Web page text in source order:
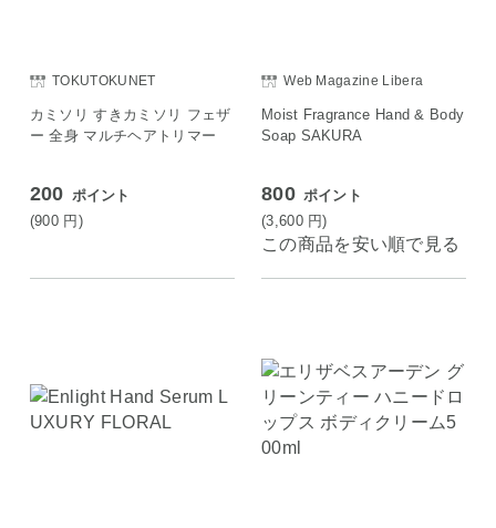
TOKUTOKUNET
カミソリ すきカミソリ フェザ
ー 全身 マルチヘアトリマー
200 ポイント
(900 円 )
Web Magazine Libera
Moist Fragrance Hand & Body
Soap SAKURA
800 ポイント
(3,600 円)
この商品を安い順で見る